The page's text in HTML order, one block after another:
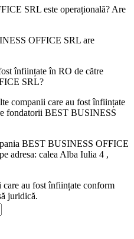
SRL este operațională? Are
OFFICE SRL are
înființate în RO de către
SRL?
companii care au fost înființate
fondatorii BEST BUSINESS
BEST BUSINESS OFFICE
adresa: calea Alba Iulia 4 ,
care au fost înființate conform
juridică.